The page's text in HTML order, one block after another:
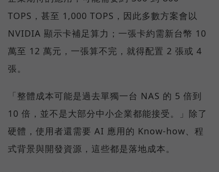
TOPS，甚至 1,000 TOPS，因此多數方案會以
NVIDIA 顯示卡補足算力；一張卡約需新台幣 10
萬至 12 萬元，一張算不完，就得配置 2 張或 4
張。
「整體成本可能是過去單獨一台 NAS 的 5 倍到
10 倍，並不是大部分中小企業都能接受。」除了
硬體，使用者還需要 AI 應用的 Know-how、程
式背景與開發資源，這些都是落地成本。